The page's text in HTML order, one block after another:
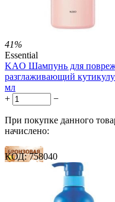
41%
Essential
KAO Шампунь для
разглаживающий
мл
+
−
При покупке данного
начислено:
8 баллов
12 баллов
КОД: 758040